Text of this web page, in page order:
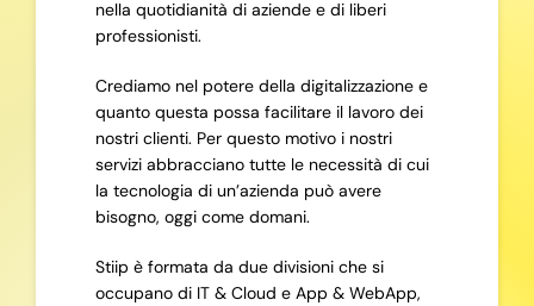
nella quotidianità di aziende e di liberi
professionisti.
Crediamo nel potere della digitalizzazione e
quanto questa possa facilitare il lavoro dei
nostri clienti. Per questo motivo i nostri
servizi abbracciano tutte le necessità di cui
la tecnologia di un’azienda può avere
bisogno, oggi come domani.
Stiip è formata da due divisioni che si
occupano di IT & Cloud e App & WebApp,